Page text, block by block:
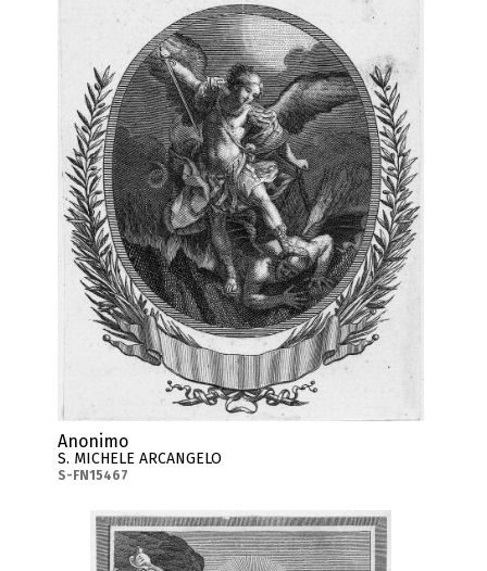
Anonimo
S. MICHELE ARCANGELO
S-FN15467